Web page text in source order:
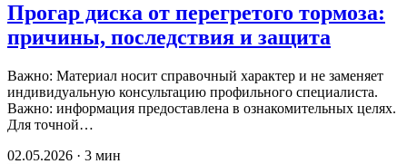
Прогар диска от перегретого тормоза:
причины, последствия и защита
Важно: Материал носит справочный характер и не заменяет
индивидуальную консультацию профильного специалиста.
Важно: информация предоставлена в ознакомительных целях.
Для точной…
02.05.2026 · 3 мин